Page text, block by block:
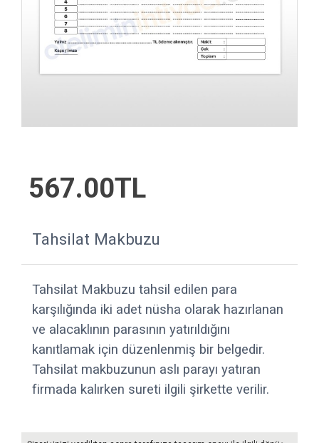
Tahsilat Makbuzu
Tahsilat Makbuzu tahsil edilen para
karşılığında iki adet nüsha olarak hazırlanan
ve alacaklının parasının yatırıldığını
kanıtlamak için düzenlenmiş bir belgedir.
Tahsilat makbuzunun aslı parayı yatıran
firmada kalırken sureti ilgili şirkette verilir.
567.00TL